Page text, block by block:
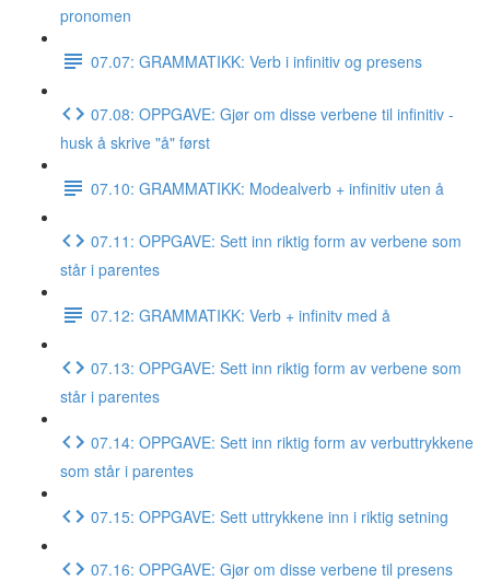
pronomen
07.07: GRAMMATIKK: Verb i infinitiv og presens
07.08: OPPGAVE: Gjør om disse verbene til infinitiv -
husk å skrive "å" først
07.10: GRAMMATIKK: Modealverb + infinitiv uten å
07.11: OPPGAVE: Sett inn riktig form av verbene som
står i parentes
07.12: GRAMMATIKK: Verb + infinitv med å
07.13: OPPGAVE: Sett inn riktig form av verbene som
står i parentes
07.14: OPPGAVE: Sett inn riktig form av verbuttrykkene
som står i parentes
07.15: OPPGAVE: Sett uttrykkene inn i riktig setning
07.16: OPPGAVE: Gjør om disse verbene til presens